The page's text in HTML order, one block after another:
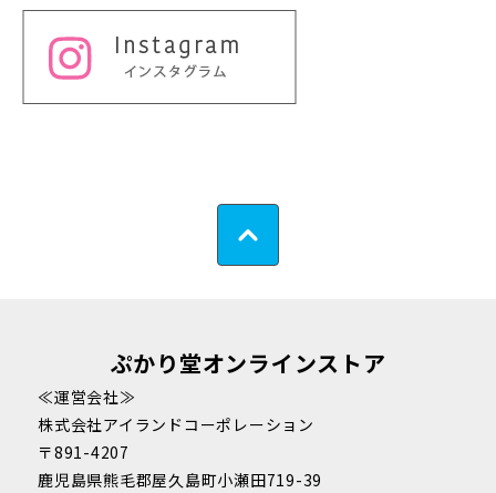
ぷかり堂オンラインストア
≪運営会社≫
株式会社アイランドコーポレーション
〒891-4207
鹿児島県熊毛郡屋久島町小瀬田719-39